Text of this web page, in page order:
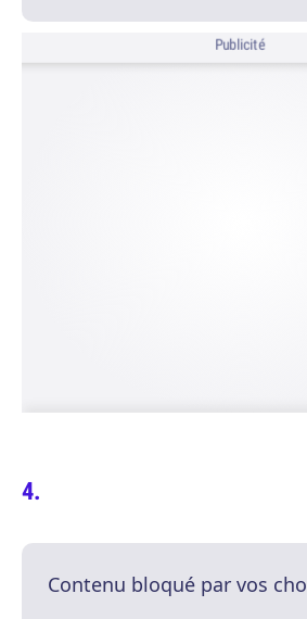
Publicité
Contenu bloqué par vos